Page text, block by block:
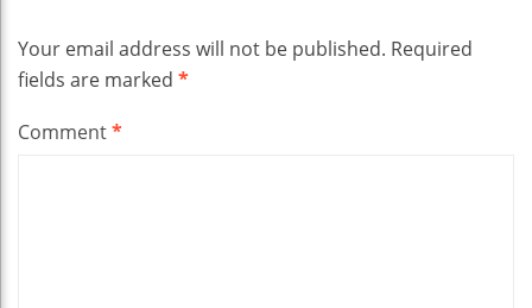
Your email address will not be published. Required
fields are marked *
Comment*